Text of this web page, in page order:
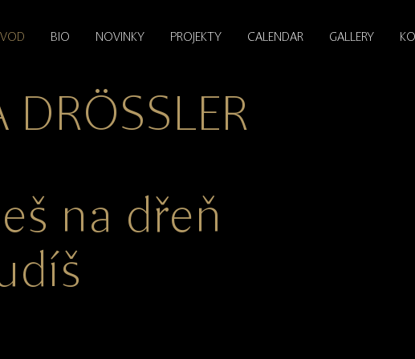
BIO NOVINKY PROJEKTY CALENDAR GALLERY
DRÖSSLER
na dřeň